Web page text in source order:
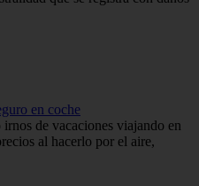
en coche
de vacaciones viajando en
al hacerlo por el aire,